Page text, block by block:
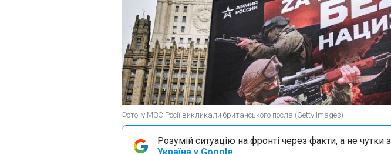
Фото: у МЗС Росії викликали британського посла (Getty Images)
Розумій ситуацію на фронті через факти, а не чутки з